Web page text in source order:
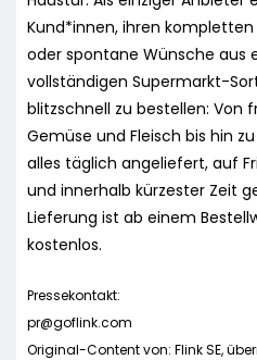
Kund*innen, ihren
oder spontane Wünsche aus
vollständigen Supermarkt-
blitzschnell zu bestellen: Von
Gemüse und Fleisch bis hin
alles täglich angeliefert, auf
und innerhalb kürzester Zeit
Lieferung ist ab einem
kostenlos.
Pressekontakt:
pr@goflink.com
Original-Content von: Flink SE,